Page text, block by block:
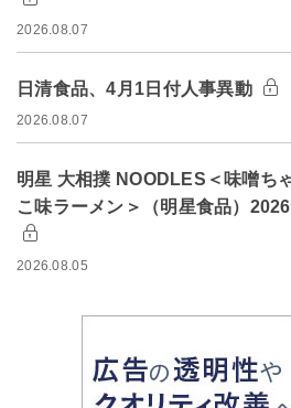
2026.08.07
日清食品、4月1日付人事異動
2026.08.07
明星 大相撲 NOODLES＜味噌ち
こ味ラーメン＞（明星食品）
2026.08.05